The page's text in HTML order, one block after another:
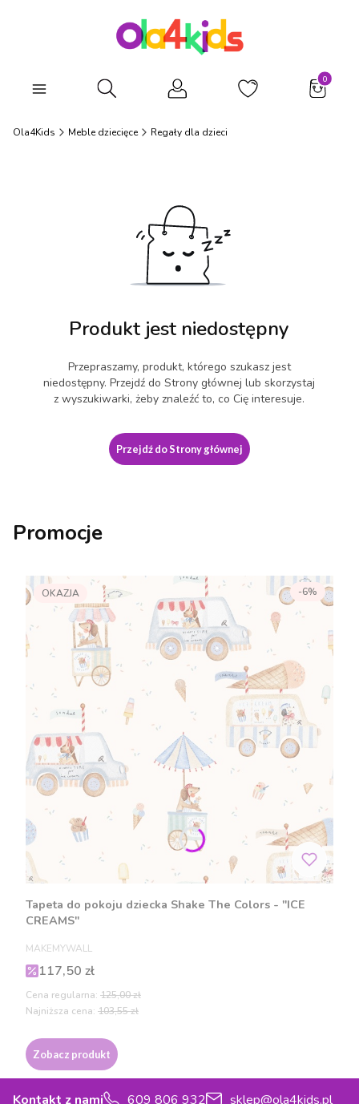
Otwórz wyszukiwarkę
Ola4Kids Meble dziecięce Regały dla dzieci
Produkt jest niedostępny
Przepraszamy, produkt, którego szukasz jest
niedostępny. Przejdź do Strony głównej lub skorzystaj
z wyszukiwarki, żeby znaleźć to, co Cię interesuje.
Przejdź do Strony głównej
Promocje
OKAZJA
Tapeta do pokoju dziecka Shake The Colors - "ICE
CREAMS"
PRODUCENT
MAKEMYWALL
Cena promocyjna
117,50 zł
Cena regularna: 125,00 zł
-6%
Najniższa cena: 103,55 zł
Zobacz produkt
Kontakt z nami 609 806 932
sklep@ola4kids.pl